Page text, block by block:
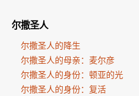
尔撒圣人
尔撒圣人的降生
尔撒圣人的母亲：麦尔彦
尔撒圣人的身份：顿亚的光
尔撒圣人的身份：复活